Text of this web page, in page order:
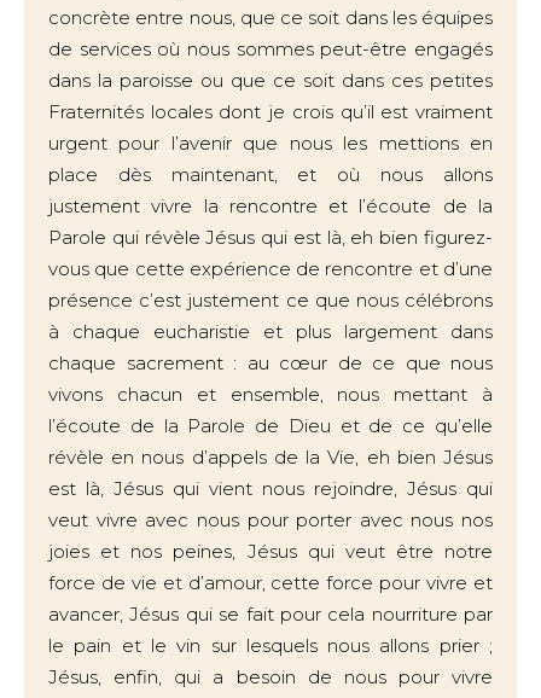
concrète entre nous, que ce soit dans les équipes
de services où nous sommes peut-être engagés
dans la paroisse ou que ce soit dans ces petites
Fraternités locales dont je crois qu’il est vraiment
urgent pour l’avenir que nous les mettions en
place dès maintenant, et où nous allons
justement vivre la rencontre et l’écoute de la
Parole qui révèle Jésus qui est là, eh bien figurez-
vous que cette expérience de rencontre et d’une
présence c’est justement ce que nous célébrons
à chaque eucharistie et plus largement dans
chaque sacrement : au cœur de ce que nous
vivons chacun et ensemble, nous mettant à
l’écoute de la Parole de Dieu et de ce qu’elle
révèle en nous d’appels de la Vie, eh bien Jésus
est là, Jésus qui vient nous rejoindre, Jésus qui
veut vivre avec nous pour porter avec nous nos
joies et nos peines, Jésus qui veut être notre
force de vie et d’amour, cette force pour vivre et
avancer, Jésus qui se fait pour cela nourriture par
le pain et le vin sur lesquels nous allons prier ;
Jésus, enfin, qui a besoin de nous pour vivre